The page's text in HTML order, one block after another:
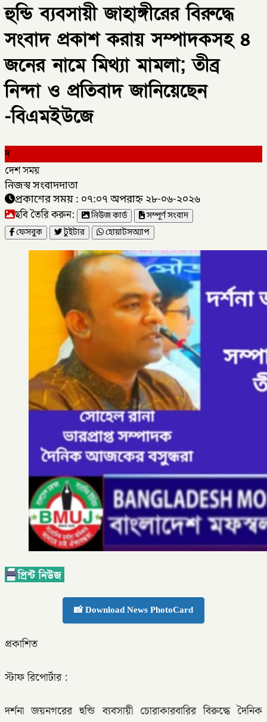
হুন্ডি ব্যবসায়ী জাহাঙ্গীরের বিরুদ্ধে
সংবাদ প্রকাশ করায় সম্পাদকসহ ৪
জনের নামে মিথ্যা মামলা; তীব্র
নিন্দা ও প্রতিবাদ জানিয়েছেন
-বিএমইউজে
দ
দেশ সময়
নিজস্ব সংবাদদাতা
প্রকাশের সময় : ০৭:০৭ অপরাহ্ন ২৮-০৬-২০২৬
ছবি তৈরি করুন: নিউজ কার্ড
সম্পূর্ণ সংবাদ
ফেসবুক
টুইটার হোয়াটসঅ্যাপ
📸 Download News PhotoCard
প্রকাশিত
স্টাফ রিপোর্টার :
দর্শনা জয়নগরের হুন্ডি ব্যবসায়ী চোরাকারবারির বিরুদ্ধে দৈনিক